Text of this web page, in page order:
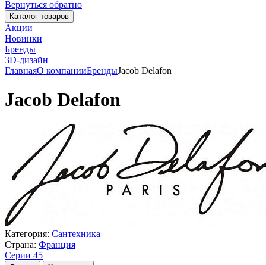
Вернуться обратно
Каталог товаров
Акции
Новинки
Бренды
3D-дизайн
ГлавнаяО компанииБрендыJacob Delafon
Jacob Delafon
Категория: Сантехника
Страна: Франция
Серии 45